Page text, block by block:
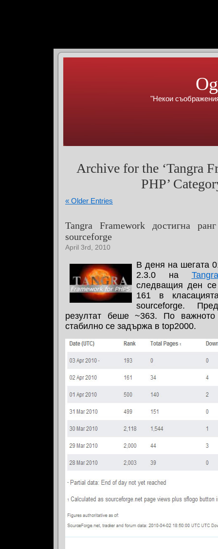
"Некои
Archive for the ‘Tangra
PHP’
« Older Entries
Tangra Framework достигна
sourceforge
April 3rd, 2010
В деня на шегата
2.3.0 на
следващия ден се
161 в
sourceforge.
резултат беше ~363. По
стабилно се задържа в top2000.